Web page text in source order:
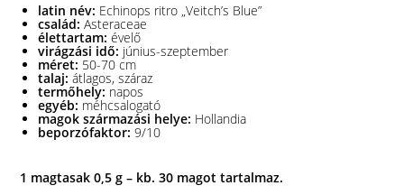
latin név: Echinops ritro „Veitch’s Blue”
család: Asteraceae
élettartam:évelő
virágzási idő: június-szeptember
méret: 50-70 cm
talaj:átlagos, száraz
termőhely: napos
egyéb: méhcsalogató
magok származási helye: Hollandia
beporzófaktor:9/10
1 magtasak 0,5 g – kb. 30 magot tartalmaz.